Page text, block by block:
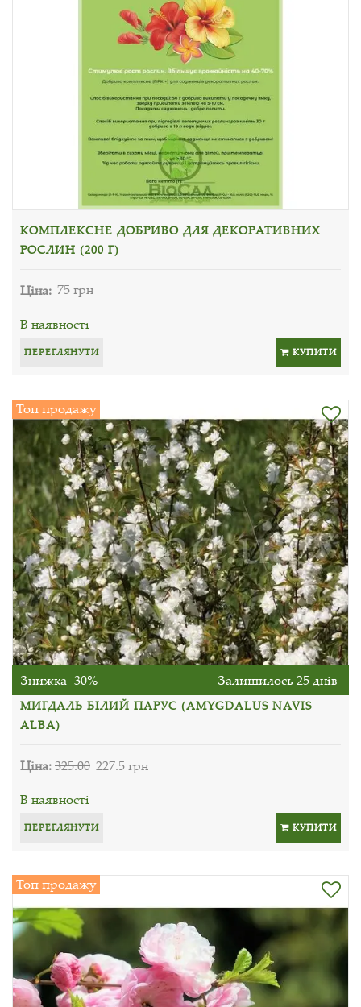
КОМПЛЕКСНЕ ДОБРИВО ДЛЯ ДЕКОРАТИВНИХ
РОСЛИН (200 Г)
Ціна: 75 грн
В наявності
ПЕРЕГЛЯНУТИ КУПИТИ
Топ продажу
Знижка -30% Залишилось 25 днів
МИГДАЛЬ БІЛИЙ ПАРУС (AMYGDALUS NAVIS
ALBA)
Ціна:325.00 227.5 грн
В наявності
ПЕРЕГЛЯНУТИ КУПИТИ
Топ продажу